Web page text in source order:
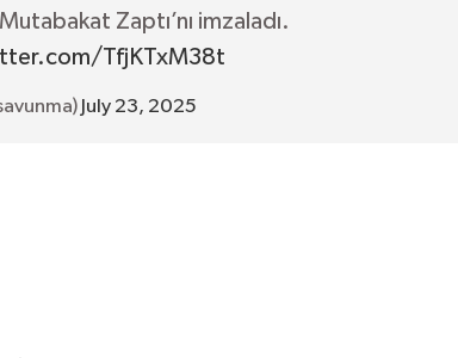
Zaptı’nı imzaladı.
TfjKTxM38t
July 23, 2025